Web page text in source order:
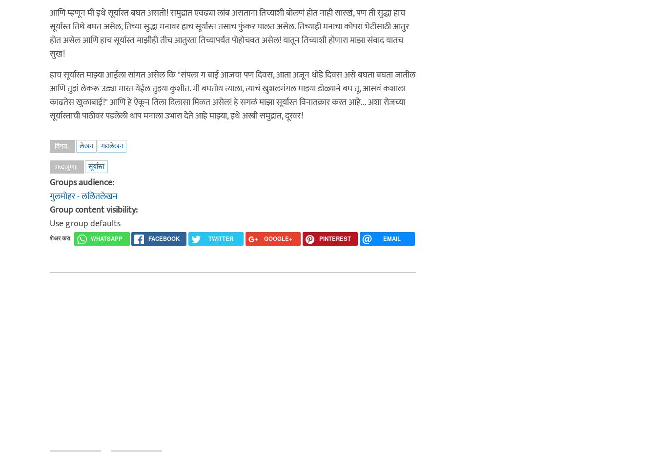
आणि म्हणून मी इथे सूर्यास्त बघत असतो! समुद्रात एवढ्या लांब असताना तिच्याशी बोलणं होत नाही सारखं, पण ती सुद्धा हाच
सूर्यास्त तिथे बघत असेल, तिच्या सुद्धा मनावर हाच सूर्यास्त तसाच फुंकर घालत असेल. तिच्याही मनाचा कोपरा भेटीसाठी आतुर
होत असेल आणि हाच सूर्यास्त माझीही तीच आतुरता तिच्यापर्यंत पोहोचवत असेल! यातून तिच्याशी होणारा माझा संवाद यातच
सुख!
हाच सूर्यास्त माझ्या आईला सांगत असेल कि "संपला ग बाई आजचा पण दिवस, आता अजून थोडे दिवस असे बघता बघता जातील
आणि तुझं लेकरू उड्या मारत येईल तुझ्या कुशीत. मी बघतोय त्याला, त्याचं खुशलमंगल माझ्या डोळ्याने बघ तू, आसवं कशाला
काढतेस खुळाबाई!" आणि हे ऐकून तिला दिलासा मिळत असेल! हे सगळं माझा सूर्यास्त विनातक्रार करत आहे... अशा रोजच्या
सूर्यास्ताची पाठीवर पडलेली थाप मनाला उभारा देते आहे माझ्या, इथे अरबी समुद्रात, दूरवर!
विषय: लेखन
गद्यलेखन
शब्दखुणा:
सूर्यास्त
Groups audience:
गुलमोहर - ललितलेखन
Group content visibility:
Use group defaults
शेअर करा WHATSAPP FACEBOOK TWITTER GOOGLE+ PINTEREST EMAIL